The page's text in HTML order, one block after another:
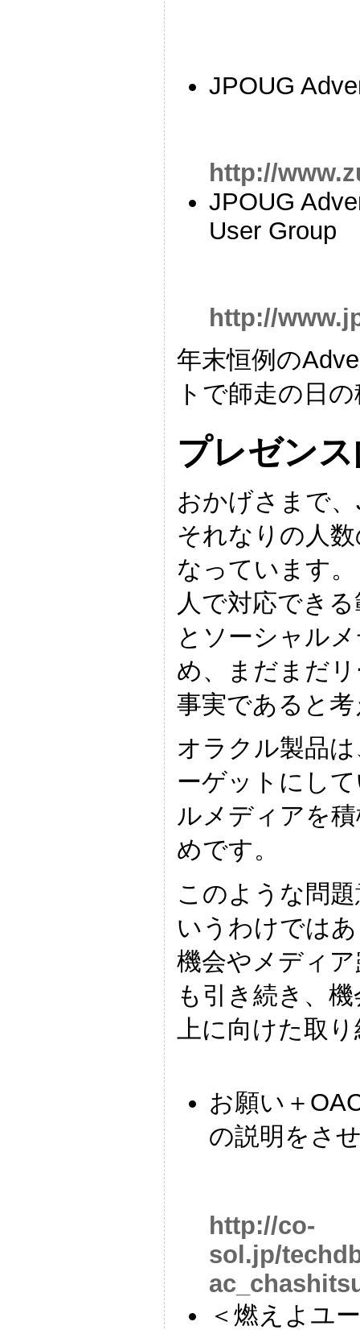
JPOUG
http://
JPOUG
User Group
http://
年末恒例の
トで師走の日
プレゼン
おかげさまで
それなりの人
なっています
人で対応でき
とソーシャル
め、まだまだ
事実であると
オラクル製品
ーゲットにし
ルメディアを
めです。
このような問
いうわけでは
機会やメディ
も引き続き、
上に向けた取
お願い＋
の説明をさ
http://co-
sol.jp/
＜燃えよユ